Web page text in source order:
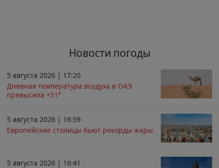
Новости погоды
5 августа 2026 | 17:20
Дневная температура воздуха в ОАЭ
превысила +51°
5 августа 2026 | 16:59
Европейские столицы бьют рекорды жары
5 августа 2026 | 16:41